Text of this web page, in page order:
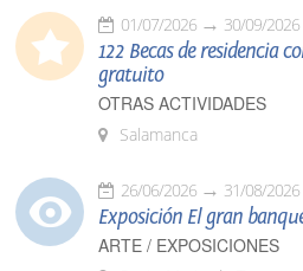
01/07/2026 30/09/2026
122 Becas de residencia
gratuito
OTRAS ACTIVIDADES
Salamanca
26/06/2026 31/08/2026
Exposición El gran
ARTE / EXPOSICIONES